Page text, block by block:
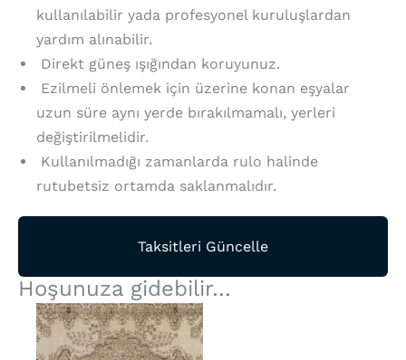
kullanılabilir yada profesyonel kuruluşlardan
yardım alınabilir.
Direkt güneş ışığından koruyunuz.
Ezilmeli önlemek için üzerine konan eşyalar
uzun süre aynı yerde bırakılmamalı, yerleri
değiştirilmelidir.
Kullanılmadığı zamanlarda rulo halinde
rutubetsiz ortamda saklanmalıdır.
Taksitleri Güncelle
Hoşunuza gidebilir…